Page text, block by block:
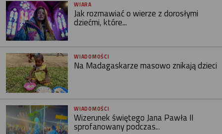
WIARA
Jak rozmawiać o wierze z dorosłymi
dziećmi, które...
WIADOMOŚCI
Na Madagaskarze masowo znikają dzieci
WIADOMOŚCI
Wizerunek świętego Jana Pawła II
sprofanowany podczas...